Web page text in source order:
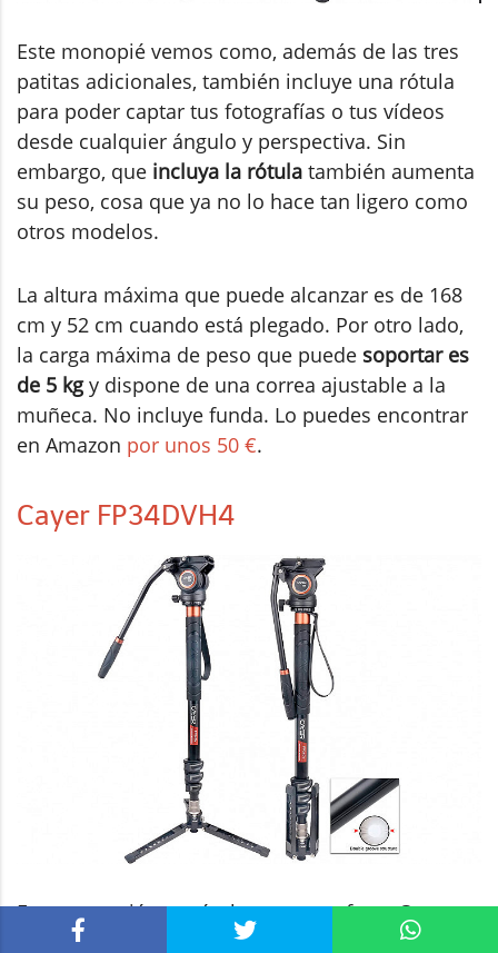
Este monopié vemos como, además de las tres
patitas adicionales, también incluye una rótula
para poder captar tus fotografías o tus vídeos
desde cualquier ángulo y perspectiva. Sin
embargo, que incluya la rótula también aumenta
su peso, cosa que ya no lo hace tan ligero como
otros modelos.
La altura máxima que puede alcanzar es de 168
cm y 52 cm cuando está plegado. Por otro lado,
la carga máxima de peso que puede soportar es
de 5 kgy dispone de una correa ajustable a la
muñeca. No incluye funda. Lo puedes encontrar
en Amazon por unos 50 €.
Cayer FP34DVH4
Este monopié con rótula que nos ofrece Cayer es
uno de los más profesionales que vas a